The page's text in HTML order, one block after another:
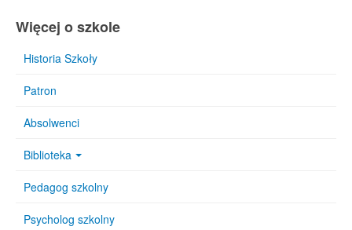
Więcej o szkole
Historia Szkoły
Patron
Absolwenci
Biblioteka
Pedagog szkolny
Psycholog szkolny